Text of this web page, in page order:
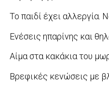
11-
30
Το παιδί έχει αλλεργία.
11-
12
Ενέσεις ηπαρίνης και
10-
03
Αίμα στα κακάκια του
09-
Βρεφικές κενώσεις με